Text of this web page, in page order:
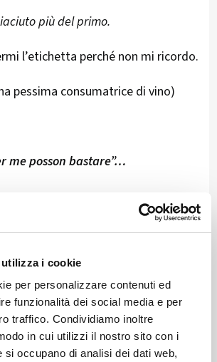
i cookie
per personalizzare contenuti ed
funzionalità dei social media e per
traffico. Condividiamo inoltre
in cui utilizzi il nostro sito con i
si occupano di analisi dei dati web,
più del primo.
l’etichetta perché non mi ricordo.
pessima consumatrice di vino)
me posson bastare”…
pane di segale e un pezzetto di
Tirano, ben 13 aperti per
è possibile "spizzicare" i prodotti